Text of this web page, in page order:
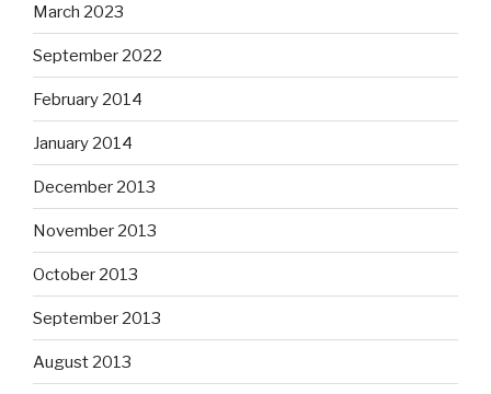
March 2023
September 2022
February 2014
January 2014
December 2013
November 2013
October 2013
September 2013
August 2013